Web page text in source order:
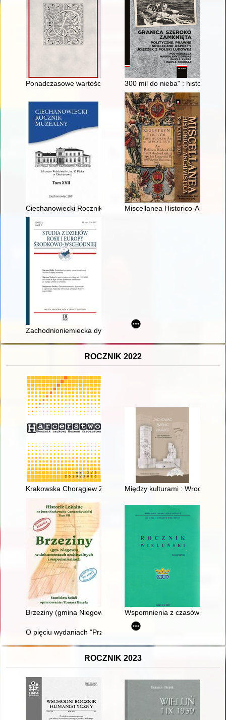
Ponadczasowe wartości "muzeum świata" - Domu Gotyckiego
300 mil do nieba" : historia
Ciechanowiecki Rocznik Muzealny. T. 17 (2021)
Miscellanea Historico-
Zachodnioniemiecka dyplomacja o zagrożeniu radziecką
ROCZNIK 2022
Krakowska Chorągiew ZHP w latach siedemdziesiątych XX w.
Między kulturami : Wrocław
Brzeziny (gmina Niegowa) w dokumentach archiwalnych i
Wspomnienia z czasów
O pięciu wydaniach "Przechadzki po Łowiczu" Romualda
ROCZNIK 2023